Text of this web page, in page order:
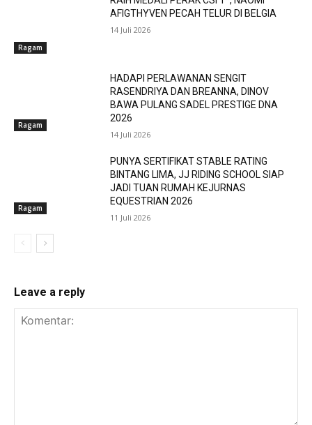
Ragam
AFIGTHYVEN PECAH TELUR DI BELGIA
14 Juli 2026
Ragam
HADAPI PERLAWANAN SENGIT
RASENDRIYA DAN BREANNA, DINOV
BAWA PULANG SADEL PRESTIGE DNA
2026
14 Juli 2026
Ragam
PUNYA SERTIFIKAT STABLE RATING
BINTANG LIMA, JJ RIDING SCHOOL SIAP
JADI TUAN RUMAH KEJURNAS
EQUESTRIAN 2026
11 Juli 2026
Leave a reply